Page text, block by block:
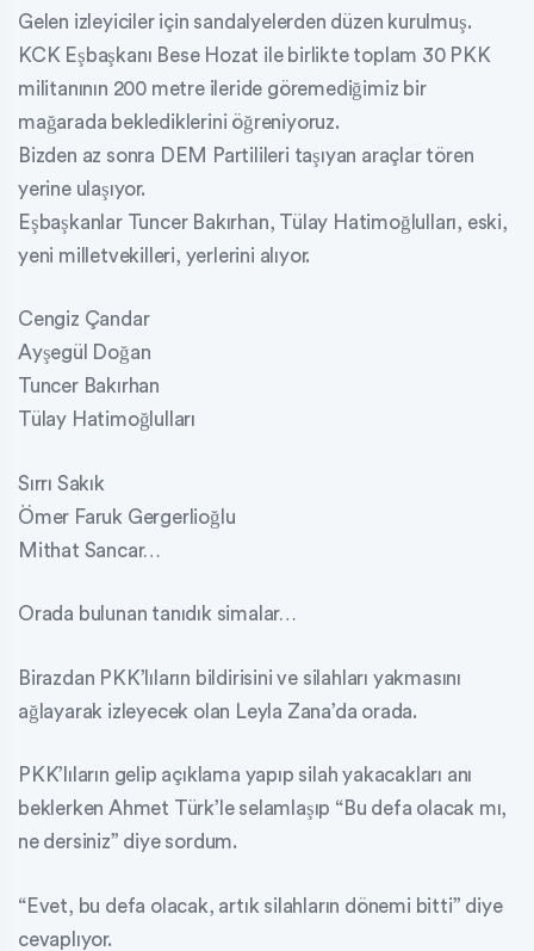
Gelen izleyiciler için sandalyelerden düzen kurulmuş.
KCK Eşbaşkanı Bese Hozat ile birlikte toplam 30 PKK
militanının 200 metre ileride göremediğimiz bir
mağarada beklediklerini öğreniyoruz.
Bizden az sonra DEM Partilileri taşıyan araçlar tören
yerine ulaşıyor.
Eşbaşkanlar Tuncer Bakırhan, Tülay Hatimoğlulları, eski,
yeni milletvekilleri, yerlerini alıyor.
Cengiz Çandar
Ayşegül Doğan
Tuncer Bakırhan
Tülay Hatimoğlulları
Sırrı Sakık
Ömer Faruk Gergerlioğlu
Mithat Sancar…
Orada bulunan tanıdık simalar…
Birazdan PKK’lıların bildirisini ve silahları yakmasını
ağlayarak izleyecek olan Leyla Zana’da orada.
PKK’lıların gelip açıklama yapıp silah yakacakları anı
beklerken Ahmet Türk’le selamlaşıp “Bu defa olacak mı,
ne dersiniz” diye sordum.
“Evet, bu defa olacak, artık silahların dönemi bitti” diye
cevaplıyor.